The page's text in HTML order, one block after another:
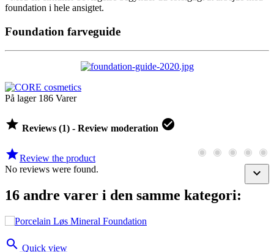
foundation i hele ansigtet.
Foundation farveguide
På lager 186 Varer
 Reviews (1) - Review moderation 
Review the product

No reviews were found.
16 andre varer i den samme kategori:
 Quick view